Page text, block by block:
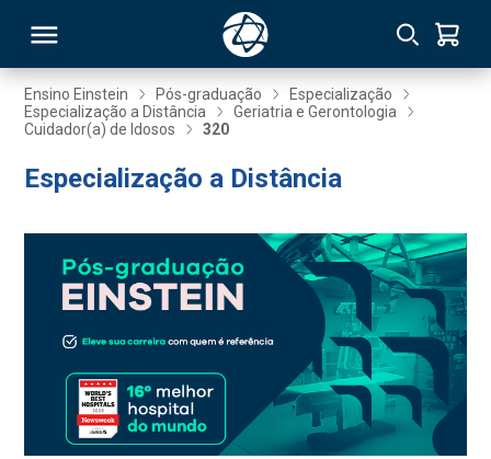
Ensino Einstein Pós-graduação
Especialização
Especialização a Distância
Geriatria e Gerontologia
Cuidador(a) de Idosos
320
Especialização a Distância